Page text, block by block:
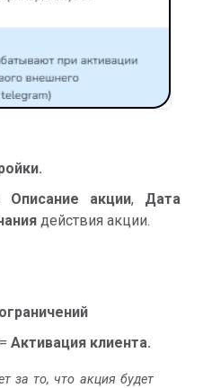
Описание акции, Дата
действия акции.
= Активация клиента.
за то, что акция будет